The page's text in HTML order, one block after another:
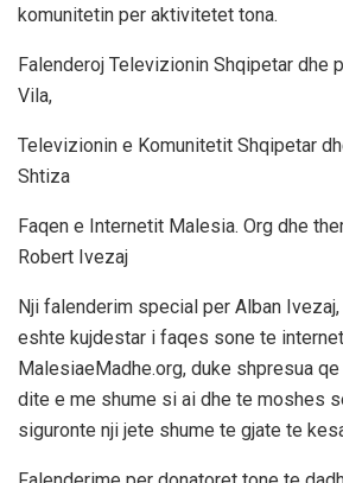
komunitetin per aktivitetet tona.
Falenderoj Televizionin Shqipetar dhe
Vila,
Televizionin e Komunitetit Shqipetar
Shtiza
Faqen e Internetit Malesia. Org dhe
Robert Ivezaj
Nji falenderim special per Alban
eshte kujdestar i faqes sone te
MalesiaeMadhe.org, duke shpresua
dite e me shume si ai dhe te moshes
siguronte nji jete shume te gjate te